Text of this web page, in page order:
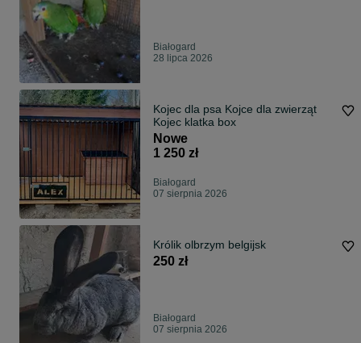
Białogard
28 lipca 2026
Kojec dla psa Kojce dla zwierząt
Kojec klatka box
Nowe
1 250 zł
Białogard
07 sierpnia 2026
Królik olbrzym belgijsk
250 zł
Białogard
07 sierpnia 2026